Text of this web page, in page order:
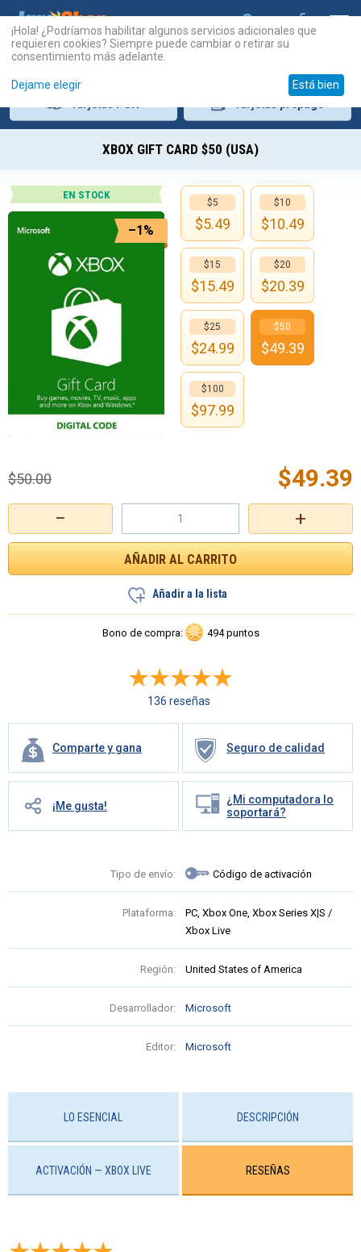
XBOX GIFT CARD $50 (USA)
EN STOCK
–1%
+
−
$49.39
$50.00
Añadir a la lista
Bono de compra: 494 puntos
136 reseñas
Comparte y gana Seguro de calidad
¡Me gusta!
¿Mi computadora lo
soportará?
Tipo de envío: Código de activación
Plataforma:
PC, Xbox One, Xbox Series X|S /
Xbox Live
Región: United States of America
Desarrollador: Microsoft
Editor: Microsoft
$5
$5.49
$10
$10.49
$15
$15.49
$20
$20.39
$25
$24.99
$50
$49.39
$100
$97.99
LO ESENCIAL DESCRIPCIÓN
ACTIVACIÓN — XBOX LIVE RESEÑAS
¡Hola! ¿Podríamos habilitar algunos servicios adicionales que
requieren cookies? Siempre puede cambiar o retirar su
consentimiento más adelante.
Dejame elegir Está bien